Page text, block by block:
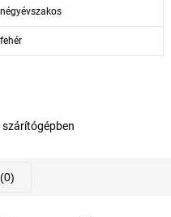
négyévszakos
fehér
szárítógépben